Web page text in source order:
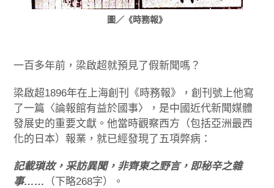
圖／《時務報》
一百多年前，梁啟超就預見了假新聞嗎？
梁啟超1896年在上海創刊《時務報》，創刊號上他寫
了一篇〈論報館有益於國事〉，是中國近代新聞媒體
發展史的重要文獻。他當時觀察西方（包括亞洲最西
化的日本）報業，就已經發現了五項弊病：
記載瑣故，采訪異聞，非齊東之野言，即秘辛之雜
事……
（下略268字）。